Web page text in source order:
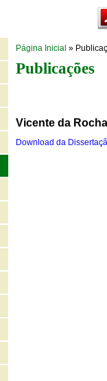
Página Inicial »
Publicações
Vicente da
Download da